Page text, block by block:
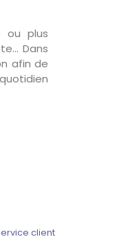
ou plus
Dans
afin de
client